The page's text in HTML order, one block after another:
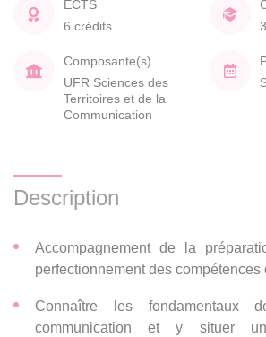
ECTS
6 crédits
Composante(s)
UFR Sciences des
Territoires et de la
Communication
Description
Accompagnement de la
perfectionnement des compétences
Connaître les fondamentaux
communication et y situer